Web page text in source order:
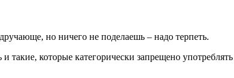
но ничего не поделаешь – надо терпеть.
такие, которые категорически запрещено